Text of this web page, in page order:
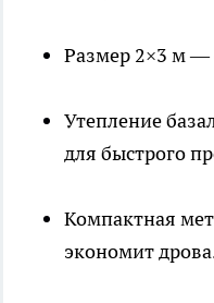
Размер 2×3 м —
Утепление
для быстрого
Компактная
экономит